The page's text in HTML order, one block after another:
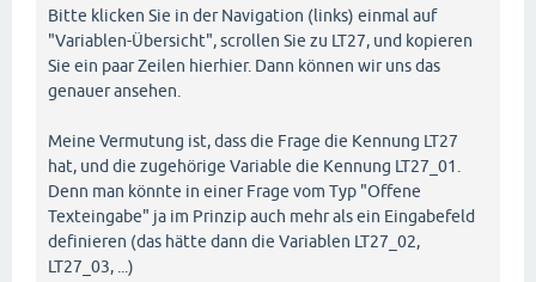
Bitte klicken Sie in der Navigation (links) einmal auf
"Variablen-Übersicht", scrollen Sie zu LT27, und kopieren
Sie ein paar Zeilen hierhier. Dann können wir uns das
genauer ansehen.
Meine Vermutung ist, dass die Frage die Kennung LT27
hat, und die zugehörige Variable die Kennung LT27_01.
Denn man könnte in einer Frage vom Typ "Offene
Texteingabe" ja im Prinzip auch mehr als ein Eingabefeld
definieren (das hätte dann die Variablen LT27_02,
LT27_03, ...)